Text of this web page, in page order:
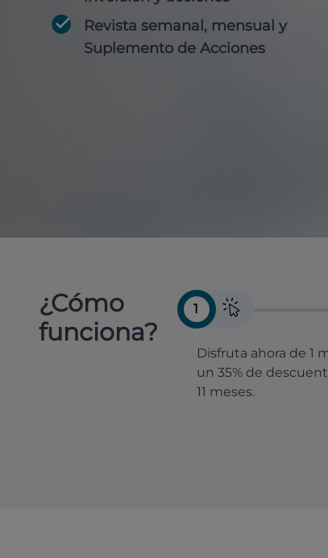
Revista semanal, mensual y
Suplemento de Acciones
¿Cómo
funciona?
1
Disfruta ahora de 1
un 35% de
11 meses.